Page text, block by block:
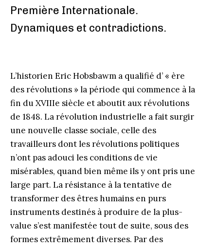
Première Internationale.
Dynamiques et contradictions.
L’historien Eric Hobsbawm a qualifié d’ « ère
des révolutions » la période qui commence à la
fin du XVIIIe siècle et aboutit aux révolutions
de 1848. La révolution industrielle a fait surgir
une nouvelle classe sociale, celle des
travailleurs dont les révolutions politiques
n’ont pas adouci les conditions de vie
misérables, quand bien même ils y ont pris une
large part. La résistance à la tentative de
transformer des êtres humains en purs
instruments destinés à produire de la plus-
value s’est manifestée tout de suite, sous des
formes extrêmement diverses. Par des